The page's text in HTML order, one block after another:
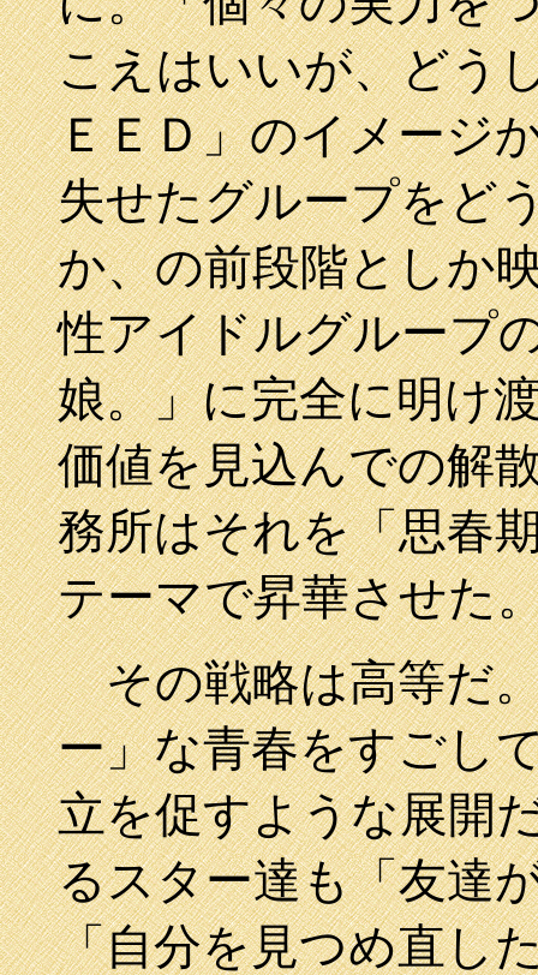
こえはいいが、どう
ＥＥＤ」のイメージ
失せたグループをど
か、の前段階としか
性アイドルグループ
娘。」に完全に明け
価値を見込んでの解
務所はそれを「思春
テーマで昇華させた
その戦略は高等だ
ー」な青春をすごし
立を促すような展開
るスター達も「友達
「自分を見つめ直し